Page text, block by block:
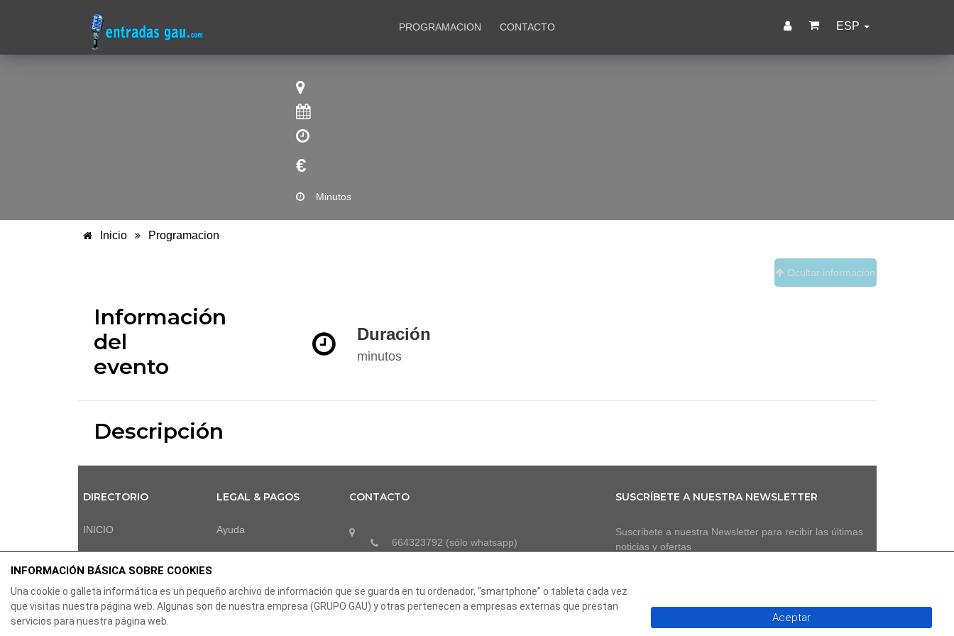
PROGRAMACION CONTACTO ESP
€
Minutos
Inicio Programacion
Ocultar información
Información
del
evento
Duración
minutos
Descripción
DIRECTORIO
INICIO
LEGAL & PAGOS
Ayuda
Contactar
CONTACTO
664323792 (sólo whatsapp)
SUSCRÍBETE A NUESTRA NEWSLETTER
Suscribete a nuestra Newsletter para recibir las últimas
noticias y ofertas
INFORMACIÓN BÁSICA SOBRE COOKIES
Una cookie o galleta informática es un pequeño archivo de información que se guarda en tu ordenador, “smartphone” o tableta cada vez
que visitas nuestra página web. Algunas son de nuestra empresa (GRUPO GAU) y otras pertenecen a empresas externas que prestan
servicios para nuestra página web.
Aceptar